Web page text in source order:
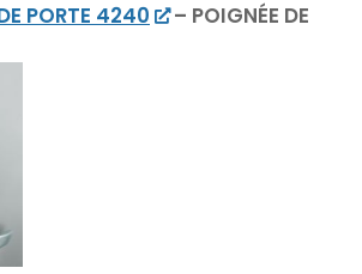
PORTE 4240
– POIGNÉE DE